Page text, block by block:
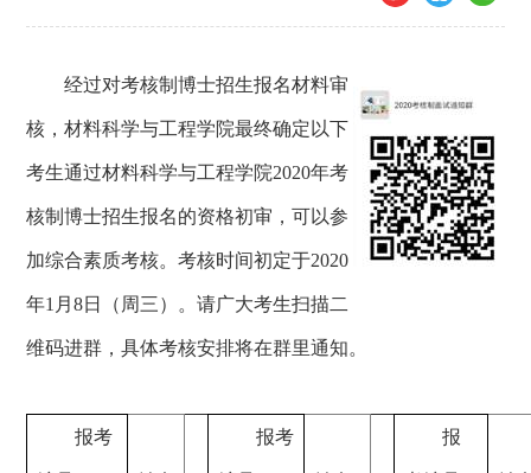
经过对考核制博士招生报名材料审
核，材料科学与工程学院最终确定以下
考生通过材料科学与工程学院2020年考
核制博士招生报名的资格初审，可以参
加综合素质考核。考核时间初定于2020
年1月8日（周三）。请广大考生扫描二
维码进群，具体考核安排将在群里通知。
报考 报考 报